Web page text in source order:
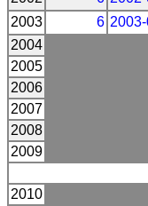
2003
6
2004
2005
2006
2007
2008
2009
2010